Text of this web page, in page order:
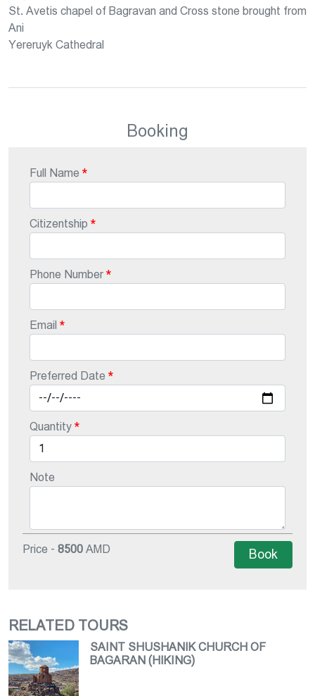
St. Avetis chapel of Bagravan and Cross stone brought from
Ani
Yereruyk Cathedral
Booking
Full Name
Citizentship
Phone Number
Email
Preferred Date
Quantity
Note
Price - 8500 AMD Book
RELATED TOURS
SAINT SHUSHANIK CHURCH OF
BAGARAN (HIKING)